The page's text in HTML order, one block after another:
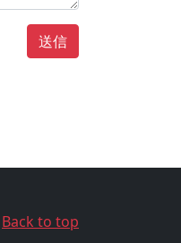
送信
Back to top